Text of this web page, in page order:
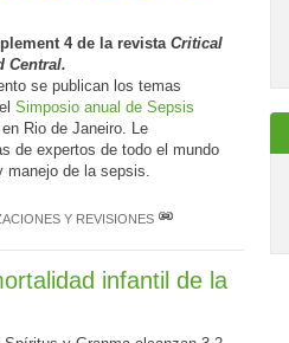
4 de la revista Critical
Central.
se publican los temas
Simposio anual de Sepsis
Rio de Janeiro. Le
de expertos de todo el mundo
manejo de la sepsis.
Y REVISIONES
infantil de la